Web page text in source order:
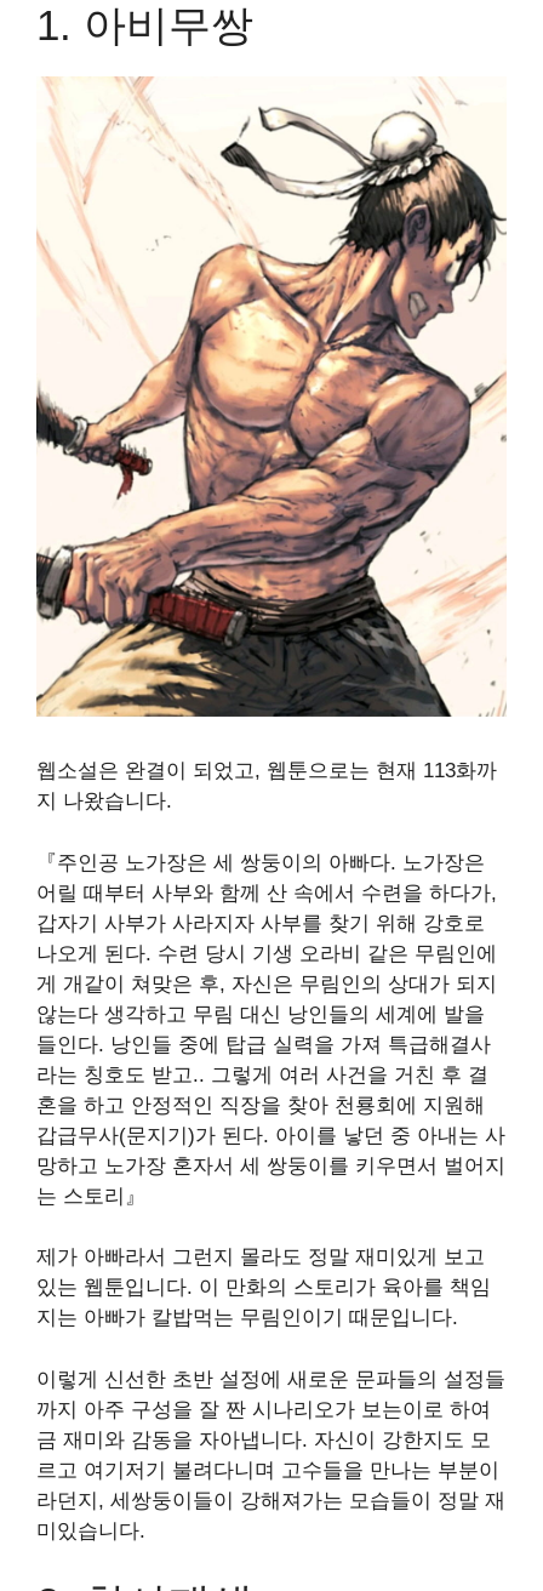
1. 아비무쌍
웹소설은 완결이 되었고, 웹툰으로는 현재 113화까
지 나왔습니다.
『주인공 노가장은 세 쌍둥이의 아빠다. 노가장은
어릴 때부터 사부와 함께 산 속에서 수련을 하다가,
갑자기 사부가 사라지자 사부를 찾기 위해 강호로
나오게 된다. 수련 당시 기생 오라비 같은 무림인에
게 개같이 쳐맞은 후, 자신은 무림인의 상대가 되지
않는다 생각하고 무림 대신 낭인들의 세계에 발을
들인다. 낭인들 중에 탑급 실력을 가져 특급해결사
라는 칭호도 받고.. 그렇게 여러 사건을 거친 후 결
혼을 하고 안정적인 직장을 찾아 천룡회에 지원해
갑급무사(문지기)가 된다. 아이를 낳던 중 아내는 사
망하고 노가장 혼자서 세 쌍둥이를 키우면서 벌어지
는 스토리』
제가 아빠라서 그런지 몰라도 정말 재미있게 보고
있는 웹툰입니다. 이 만화의 스토리가 육아를 책임
지는 아빠가 칼밥먹는 무림인이기 때문입니다.
이렇게 신선한 초반 설정에 새로운 문파들의 설정들
까지 아주 구성을 잘 짠 시나리오가 보는이로 하여
금 재미와 감동을 자아냅니다. 자신이 강한지도 모
르고 여기저기 불려다니며 고수들을 만나는 부분이
라던지, 세쌍둥이들이 강해져가는 모습들이 정말 재
미있습니다.